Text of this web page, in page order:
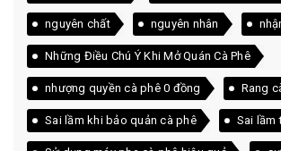
nguyên chất nguyên nhân
Những Điều Chú Ý Khi Mở Quán Cà Phê
nhượng quyền cà phê 0 đồng Rang
Sai lầm khi bảo quản cà phê Sai lầm